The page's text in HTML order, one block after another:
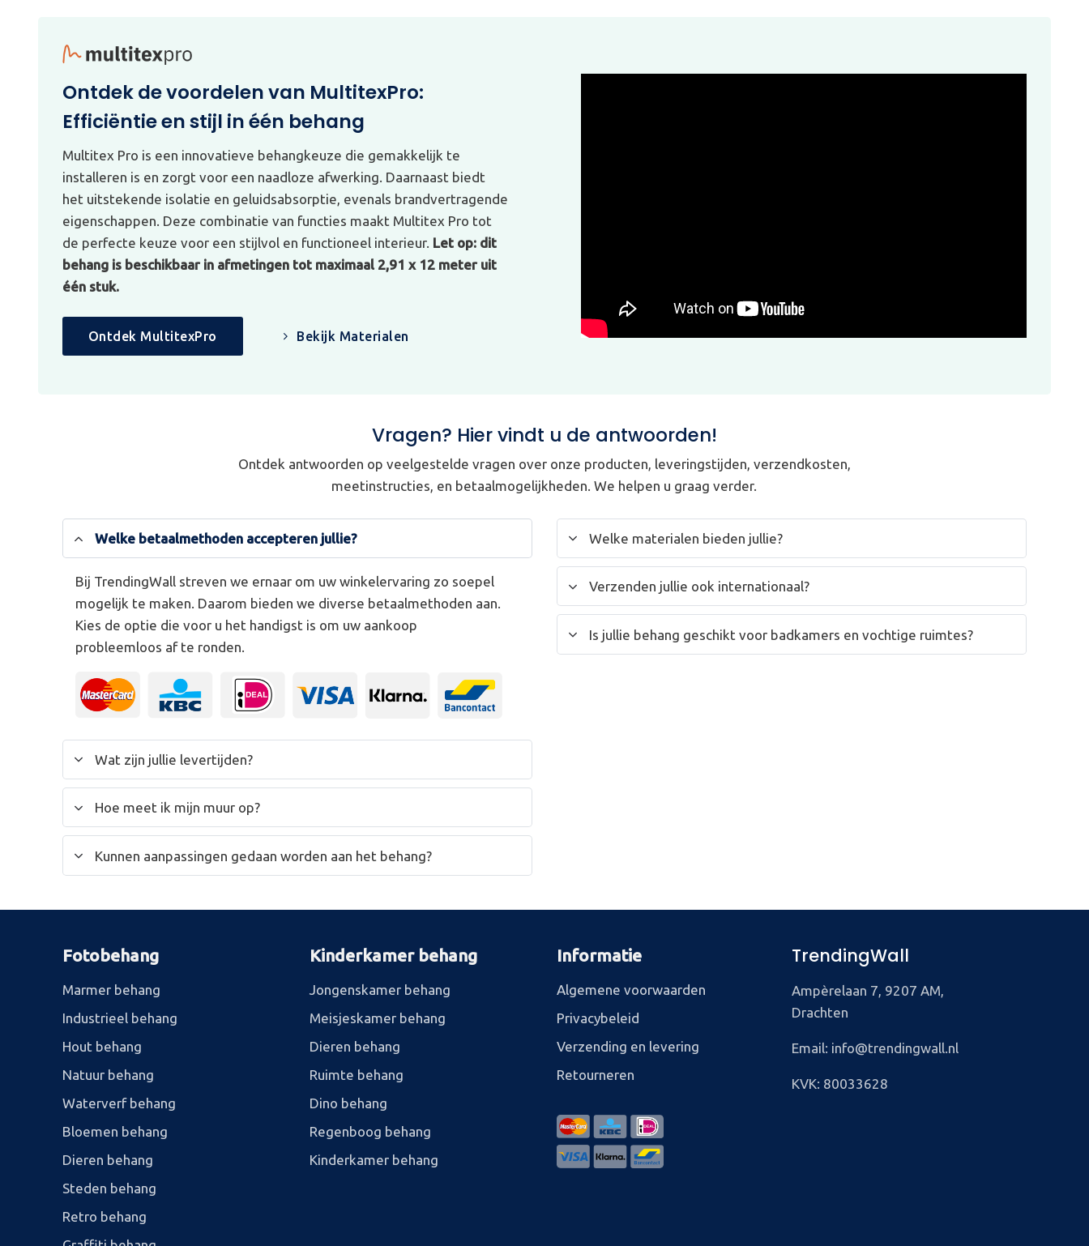
Ontdek de voordelen van MultitexPro:
Efficiëntie en stijl in één behang
Multitex Pro is een innovatieve behangkeuze die gemakkelijk te
installeren is en zorgt voor een naadloze afwerking. Daarnaast biedt
het uitstekende isolatie en geluidsabsorptie, evenals brandvertragende
eigenschappen. Deze combinatie van functies maakt Multitex Pro tot
de perfecte keuze voor een stijlvol en functioneel interieur. Let op: dit
behang is beschikbaar in afmetingen tot maximaal 2,91 x 12 meter uit
één stuk.
Ontdek MultitexPro Bekijk Materialen
Vragen? Hier vindt u de antwoorden!
Ontdek antwoorden op veelgestelde vragen over onze producten, leveringstijden, verzendkosten,
meetinstructies, en betaalmogelijkheden. We helpen u graag verder.
Welke betaalmethoden accepteren jullie?
Bij TrendingWall streven we ernaar om uw winkelervaring zo soepel
mogelijk te maken. Daarom bieden we diverse betaalmethoden aan.
Kies de optie die voor u het handigst is om uw aankoop
probleemloos af te ronden.
Wat zijn jullie levertijden?
Hoe meet ik mijn muur op?
Kunnen aanpassingen gedaan worden aan het behang?
Welke materialen bieden jullie?
Verzenden jullie ook internationaal?
Is jullie behang geschikt voor badkamers en vochtige ruimtes?
Fotobehang
Marmer behang
Industrieel behang
Hout behang
Natuur behang
Waterverf behang
Bloemen behang
Dieren behang
Steden behang
Retro behang
Kinderkamer behang
Jongenskamer behang
Meisjeskamer behang
Dieren behang
Ruimte behang
Dino behang
Regenboog behang
Kinderkamer behang
Informatie
Algemene voorwaarden
Privacybeleid
Verzending en levering
Retourneren
TrendingWall
Ampèrelaan 7, 9207 AM,
Drachten
Email: info@trendingwall.nl
KVK: 80033628